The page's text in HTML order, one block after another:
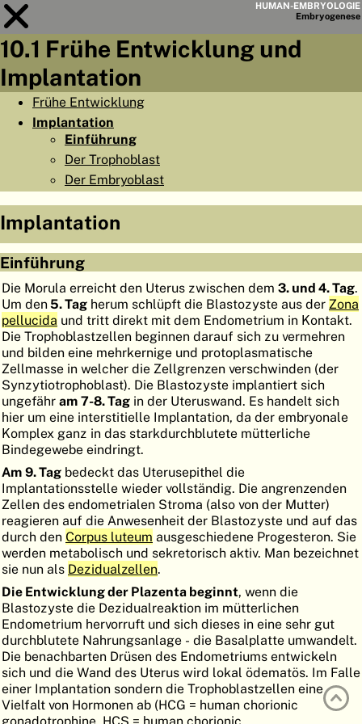
HUMAN-EMBRYOLOGIE
Embryogenese
Modul
KAPITELLISTE
◀SEITE▶
HOME
EMBRYOGENESE
ORGANOGENESE
ATLASEMBRYOLOGY
SUCHEN
HILFE
FR
EN
10.1 Frühe Entwicklung und
Implantation
Frühe Entwicklung
Implantation
Einführung
Der Trophoblast
Der Embryoblast
Implantation
Einführung
Die Morula erreicht den Uterus zwischen dem 3. und 4. Tag.
Um den 5. Tag herum schlüpft die Blastozyste aus der Zona
pellucida und tritt direkt mit dem Endometrium in Kontakt.
Die Trophoblastzellen beginnen darauf sich zu vermehren
und bilden eine mehrkernige und protoplasmatische
Zellmasse in welcher die Zellgrenzen verschwinden (der
Synzytiotrophoblast). Die Blastozyste implantiert sich
ungefähr am 7-8. Tag in der Uteruswand. Es handelt sich
hier um eine interstitielle Implantation, da der embryonale
Komplex ganz in das starkdurchblutete mütterliche
Bindegewebe eindringt.
Am 9. Tag bedeckt das Uterusepithel die
Implantationsstelle wieder vollständig. Die angrenzenden
Zellen des endometrialen Stroma (also von der Mutter)
reagieren auf die Anwesenheit der Blastozyste und auf das
durch den Corpus luteum ausgeschiedene Progesteron. Sie
werden metabolisch und sekretorisch aktiv. Man bezeichnet
sie nun als Dezidualzellen.
Die Entwicklung der Plazenta beginnt, wenn die
Blastozyste die Dezidualreaktion im mütterlichen
Endometrium hervorruft und sich dieses in eine sehr gut
durchblutete Nahrungsanlage - die Basalplatte umwandelt.
Die benachbarten Drüsen des Endometriums entwickeln
sich und die Wand des Uterus wird lokal ödematös. Im Falle
einer Implantation sondern die Trophoblastzellen eine
Vielfalt von Hormonen ab (HCG = human chorionic
gonadotrophine, HCS = human chorionic